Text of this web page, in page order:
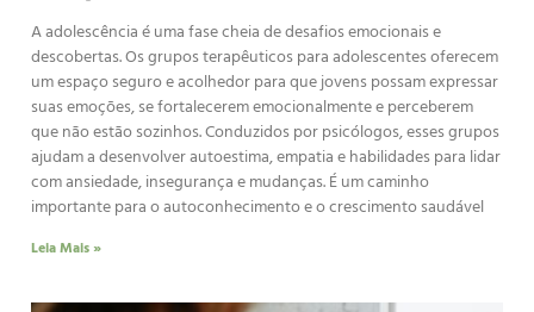
A adolescência é uma fase cheia de desafios emocionais e
descobertas. Os grupos terapêuticos para adolescentes oferecem
um espaço seguro e acolhedor para que jovens possam expressar
suas emoções, se fortalecerem emocionalmente e perceberem
que não estão sozinhos. Conduzidos por psicólogos, esses grupos
ajudam a desenvolver autoestima, empatia e habilidades para lidar
com ansiedade, insegurança e mudanças. É um caminho
importante para o autoconhecimento e o crescimento saudável
Leia Mais »